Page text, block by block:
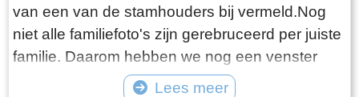
van een van de stamhouders bij vermeld.Nog
niet alle familiefoto's zijn gerebruceerd per juiste
familie. Daarom hebben we nog een venster
"Diverse families". Bijgaande foto is van familie
Lees meer